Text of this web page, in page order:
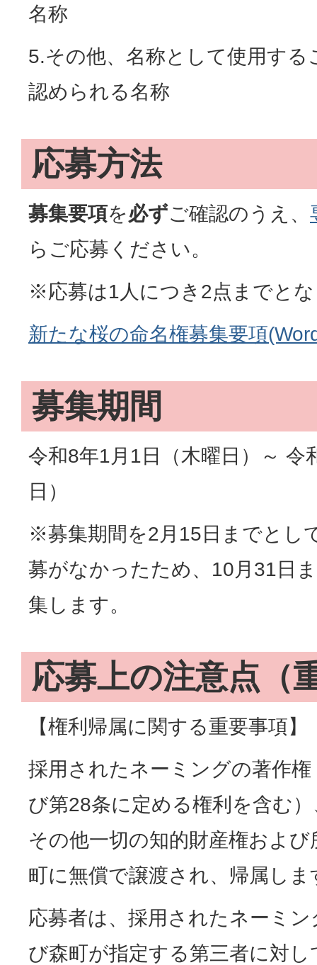
名称
5.その他、名称として使用す
認められる名称
応募方法
募集要項を必ずご確認のうえ、
らご応募ください。
※応募は1人につき2点までと
新たな桜の命名権募集要項
募集期間
令和8年1月1日（木曜日）～ 令
日）
※募集期間を2月15日までとし
募がなかったため、10月31日
集します。
応募上の注意点（
【権利帰属に関する重要事項】
採用されたネーミングの著作
び第28条に定める権利を含む
その他一切の知的財産権およ
町に無償で譲渡され、帰属しま
応募者は、採用されたネーミ
び森町が指定する第三者に対